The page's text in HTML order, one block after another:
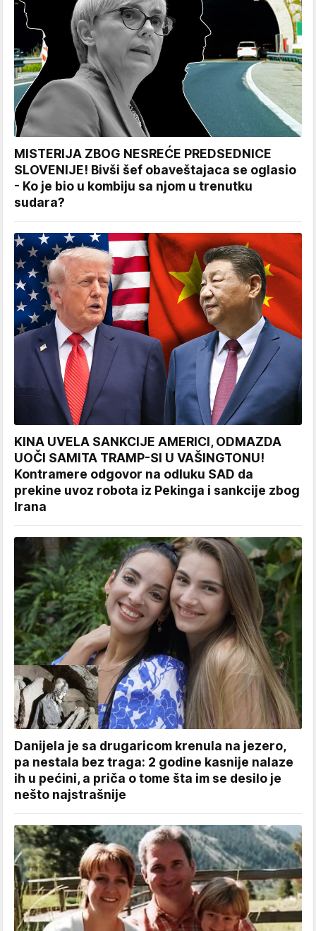
MISTERIJA ZBOG NESREĆE PREDSEDNICE
SLOVENIJE! Bivši šef obaveštajaca se oglasio
- Ko je bio u kombiju sa njom u trenutku
sudara?
KINA UVELA SANKCIJE AMERICI, ODMAZDA
UOČI SAMITA TRAMP-SI U VAŠINGTONU!
Kontramere odgovor na odluku SAD da
prekine uvoz robota iz Pekinga i sankcije zbog
Irana
Danijela je sa drugaricom krenula na jezero,
pa nestala bez traga: 2 godine kasnije nalaze
ih u pećini, a priča o tome šta im se desilo je
nešto najstrašnije